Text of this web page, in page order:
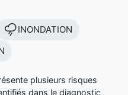
INONDATION
plusieurs risques
dans le diagnostic